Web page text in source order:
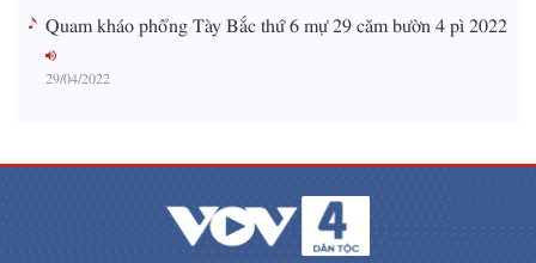
Quam kháo phổng Tày Bắc thứ 6 mự 29 căm bườn 4 pì 2022
29/04/2022